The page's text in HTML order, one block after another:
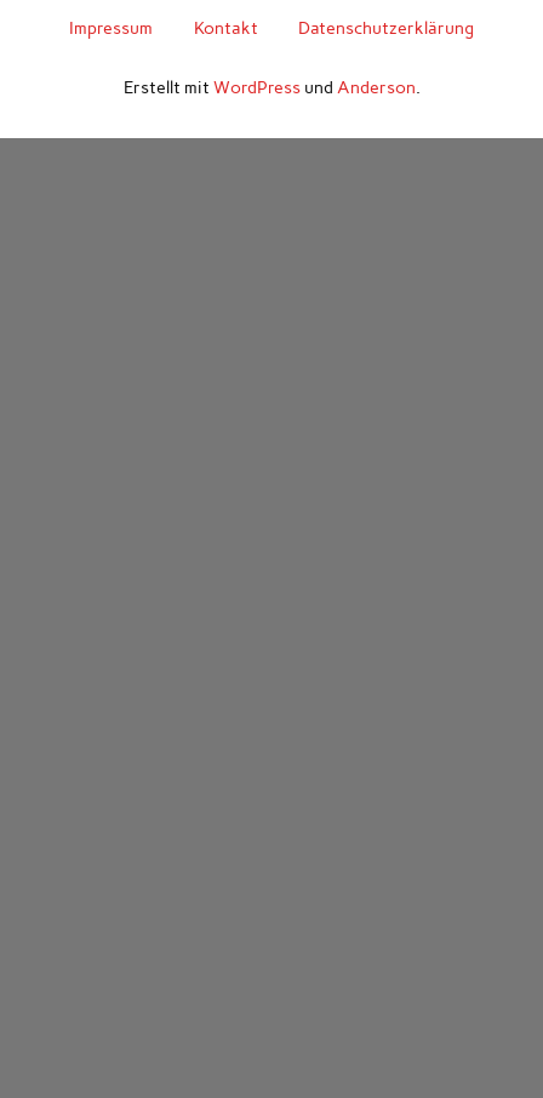
Impressum Kontakt Datenschutzerklärung
Erstellt mit WordPressund Anderson